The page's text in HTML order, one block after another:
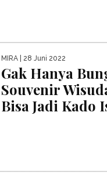
MIRA | 28 Juni 2022
Gak Hanya
Souvenir
Bisa Jadi Kado